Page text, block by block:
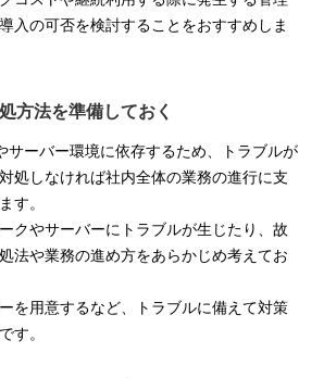
入の可否を検討することをおすすめしま
方法を準備しておく
サーバー環境に依存するため、トラブルが
処しなければ社内全体の業務の進行に支
す。
クやサーバーにトラブルが生じたり、故
法や業務の進め方をあらかじめ考えてお
を用意するなど、トラブルに備えて対策
す。